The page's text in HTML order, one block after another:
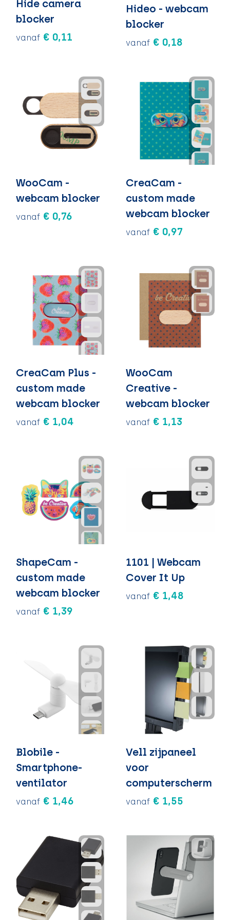
Sleutelhangers en Lanyards
Tassen
Themapakketten
Zomer
Sleutelhangers en Lanyards
Tassen
Themapakketten
Zomer
Vesten
Verrekijkers
Zonnebrandcrémes en sprays
Zonnebrillen, hoezen en accessoires
Hide camera
blocker
vanaf € 0,11
Hideo - webcam
blocker
vanaf € 0,18
WooCam -
webcam blocker
vanaf € 0,76
CreaCam -
custom made
webcam blocker
vanaf € 0,97
CreaCam Plus -
custom made
webcam blocker
vanaf € 1,04
WooCam
Creative -
webcam blocker
vanaf € 1,13
ShapeCam -
custom made
webcam blocker
vanaf € 1,39
1101 | Webcam
Cover It Up
vanaf € 1,48
Blobile -
Smartphone-
ventilator
vanaf € 1,46
Vell zijpaneel
voor
computerscherm
vanaf € 1,55